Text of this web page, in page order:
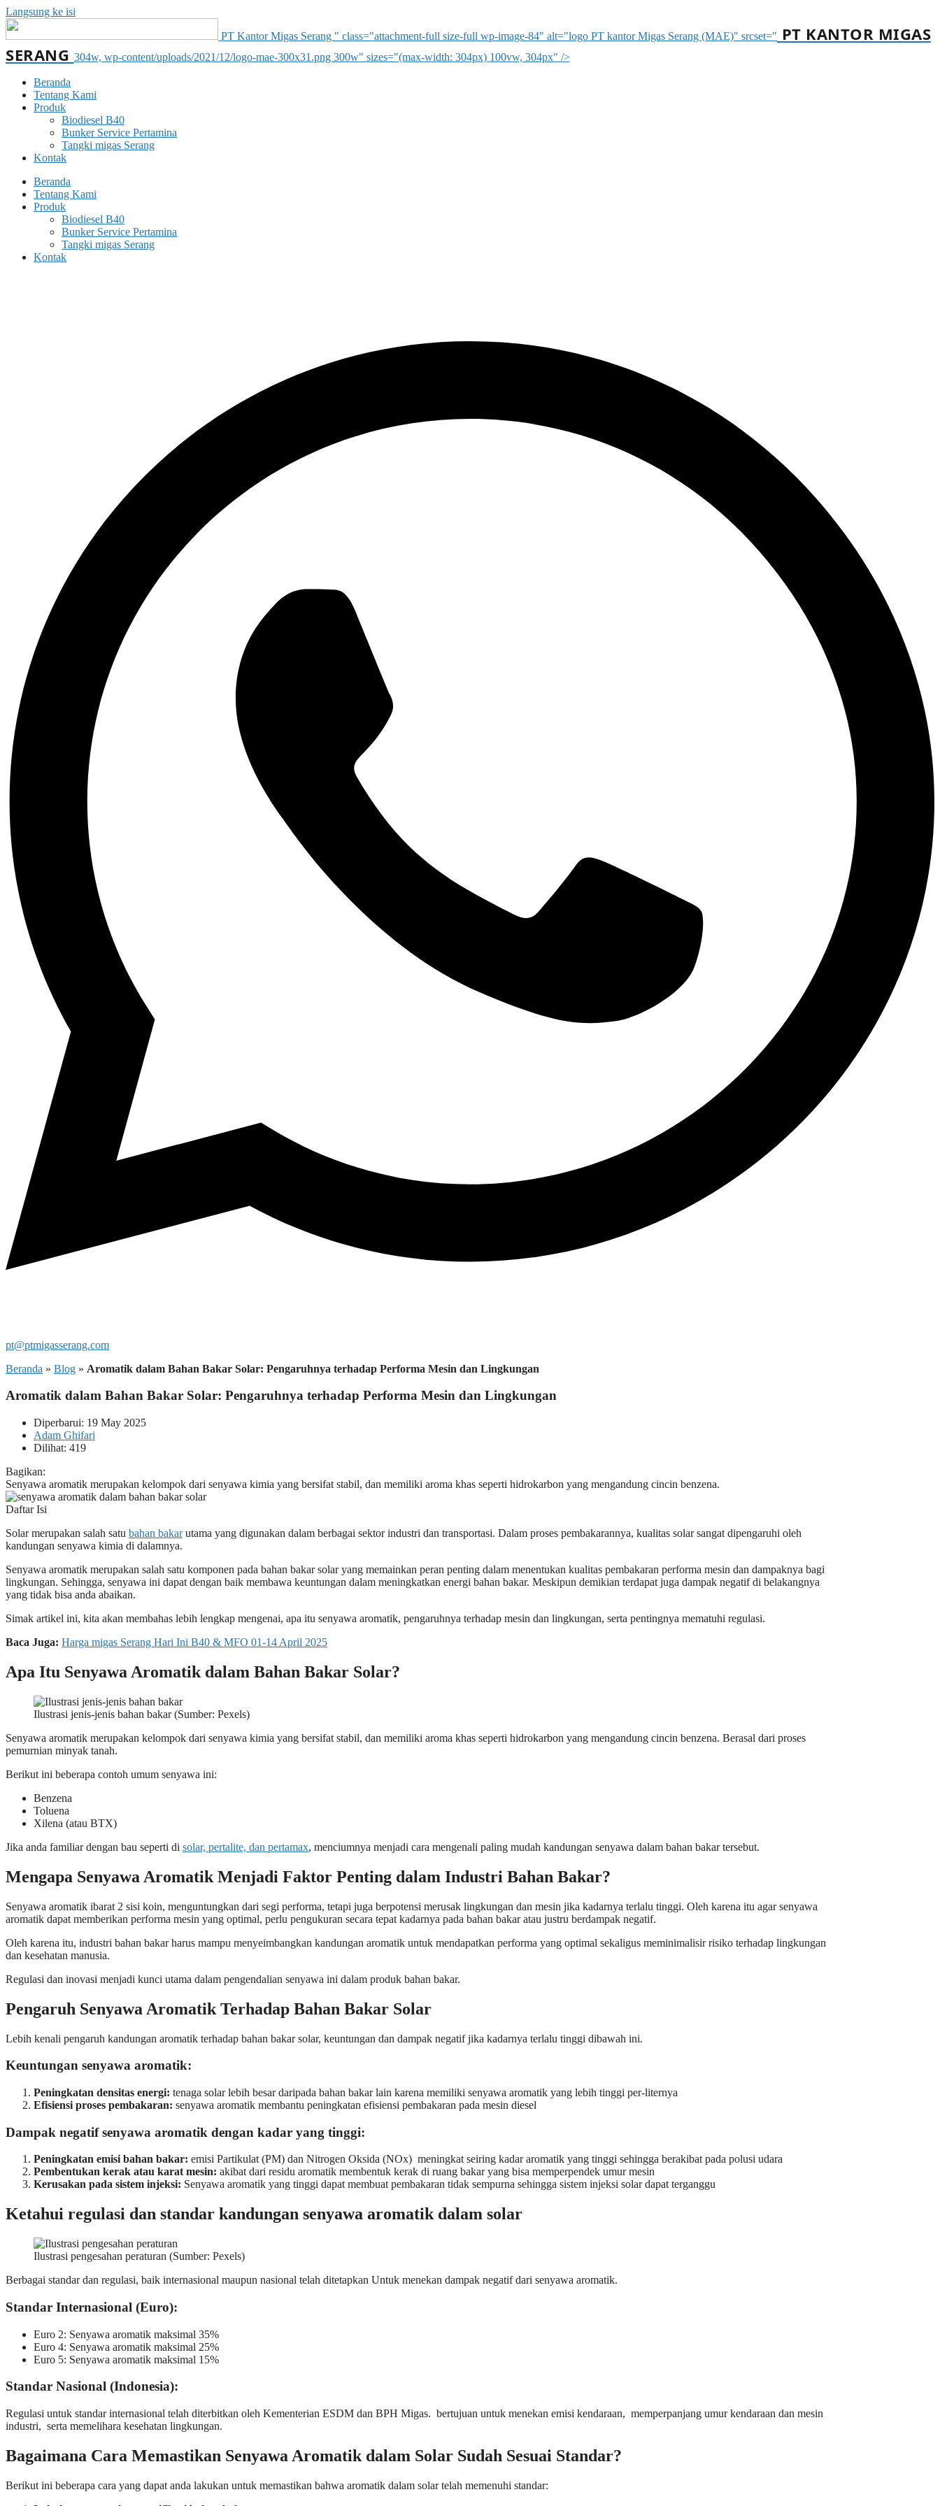
Langsung ke isi
PT Kantor Migas Serang " class="attachment-full size-full wp-image-84" alt="logo PT kantor Migas Serang (MAE)" srcset=" PT KANTOR MIGAS
SERANG 304w, wp-content/uploads/2021/12/logo-mae-300x31.png 300w" sizes="(max-width: 304px) 100vw, 304px" />
Beranda
Tentang Kami
Produk
Biodiesel B40
Bunker Service Pertamina
Tangki migas Serang
Kontak
Beranda
Tentang Kami
Produk
Biodiesel B40
Bunker Service Pertamina
Tangki migas Serang
Kontak
pt@ptmigasserang.com
Beranda » Blog » Aromatik dalam Bahan Bakar Solar: Pengaruhnya terhadap Performa Mesin dan Lingkungan
Aromatik dalam Bahan Bakar Solar: Pengaruhnya terhadap Performa Mesin dan Lingkungan
Diperbarui: 19 May 2025
Adam Ghifari
Dilihat: 419
Bagikan:
Senyawa aromatik merupakan kelompok dari senyawa kimia yang bersifat stabil, dan memiliki aroma khas seperti hidrokarbon yang mengandung cincin benzena.
Daftar Isi
Solar merupakan salah satu bahan bakarutama yang digunakan dalam berbagai sektor industri dan transportasi. Dalam proses pembakarannya, kualitas solar sangat dipengaruhi oleh
kandungan senyawa kimia di dalamnya.
Senyawa aromatik merupakan salah satu komponen pada bahan bakar solar yang memainkan peran penting dalam menentukan kualitas pembakaran performa mesin dan dampaknya bagi
lingkungan. Sehingga, senyawa ini dapat dengan baik membawa keuntungan dalam meningkatkan energi bahan bakar. Meskipun demikian terdapat juga dampak negatif di belakangnya
yang tidak bisa anda abaikan.
Simak artikel ini, kita akan membahas lebih lengkap mengenai, apa itu senyawa aromatik, pengaruhnya terhadap mesin dan lingkungan, serta pentingnya mematuhi regulasi.
Baca Juga: Harga migas Serang Hari Ini B40 & MFO 01-14 April 2025
Apa Itu Senyawa Aromatik dalam Bahan Bakar Solar?
Ilustrasi jenis-jenis bahan bakar (Sumber: Pexels)
Senyawa aromatik merupakan kelompok dari senyawa kimia yang bersifat stabil, dan memiliki aroma khas seperti hidrokarbon yang mengandung cincin benzena. Berasal dari proses
pemurnian minyak tanah.
Berikut ini beberapa contoh umum senyawa ini:
Benzena
Toluena
Xilena (atau BTX)
Jika anda familiar dengan bau seperti di solar, pertalite, dan pertamax, menciumnya menjadi cara mengenali paling mudah kandungan senyawa dalam bahan bakar tersebut.
Mengapa Senyawa Aromatik Menjadi Faktor Penting dalam Industri Bahan Bakar?
Senyawa aromatik ibarat 2 sisi koin, menguntungkan dari segi performa, tetapi juga berpotensi merusak lingkungan dan mesin jika kadarnya terlalu tinggi. Oleh karena itu agar senyawa
aromatik dapat memberikan performa mesin yang optimal, perlu pengukuran secara tepat kadarnya pada bahan bakar atau justru berdampak negatif.
Oleh karena itu, industri bahan bakar harus mampu menyeimbangkan kandungan aromatik untuk mendapatkan performa yang optimal sekaligus meminimalisir risiko terhadap lingkungan
dan kesehatan manusia.
Regulasi dan inovasi menjadi kunci utama dalam pengendalian senyawa ini dalam produk bahan bakar.
Pengaruh Senyawa Aromatik Terhadap Bahan Bakar Solar
Lebih kenali pengaruh kandungan aromatik terhadap bahan bakar solar, keuntungan dan dampak negatif jika kadarnya terlalu tinggi dibawah ini.
Keuntungan senyawa aromatik:
Peningkatan densitas energi: tenaga solar lebih besar daripada bahan bakar lain karena memiliki senyawa aromatik yang lebih tinggi per-liternya
Efisiensi proses pembakaran: senyawa aromatik membantu peningkatan efisiensi pembakaran pada mesin diesel
Dampak negatif senyawa aromatik dengan kadar yang tinggi:
Peningkatan emisi bahan bakar: emisi Partikulat (PM) dan Nitrogen Oksida (NOx) meningkat seiring kadar aromatik yang tinggi sehingga berakibat pada polusi udara
Pembentukan kerak atau karat mesin: akibat dari residu aromatik membentuk kerak di ruang bakar yang bisa memperpendek umur mesin
Kerusakan pada sistem injeksi: Senyawa aromatik yang tinggi dapat membuat pembakaran tidak sempurna sehingga sistem injeksi solar dapat terganggu
Ketahui regulasi dan standar kandungan senyawa aromatik dalam solar
Ilustrasi pengesahan peraturan (Sumber: Pexels)
Berbagai standar dan regulasi, baik internasional maupun nasional telah ditetapkan Untuk menekan dampak negatif dari senyawa aromatik.
Standar Internasional (Euro):
Euro 2: Senyawa aromatik maksimal 35%
Euro 4: Senyawa aromatik maksimal 25%
Euro 5: Senyawa aromatik maksimal 15%
Standar Nasional (Indonesia):
Regulasi untuk standar internasional telah diterbitkan oleh Kementerian ESDM dan BPH Migas. bertujuan untuk menekan emisi kendaraan, memperpanjang umur kendaraan dan mesin
industri, serta memelihara kesehatan lingkungan.
Bagaimana Cara Memastikan Senyawa Aromatik dalam Solar Sudah Sesuai Standar?
Berikut ini beberapa cara yang dapat anda lakukan untuk memastikan bahwa aromatik dalam solar telah memenuhi standar: